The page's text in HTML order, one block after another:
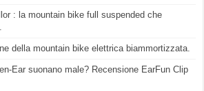
: la mountain bike full suspended che
della mountain bike elettrica biammortizzata.
Ear suonano male? Recensione EarFun Clip